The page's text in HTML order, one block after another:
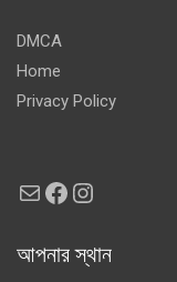
DMCA
Home
Privacy Policy
MailFacebook
Instagram
আপনার স্থান